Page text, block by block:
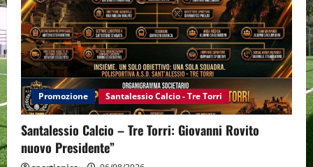
Promozione Santalessio Calcio - Tre Torri
Santalessio Calcio – Tre Torri: Giovanni Rovito
nuovo Presidente”